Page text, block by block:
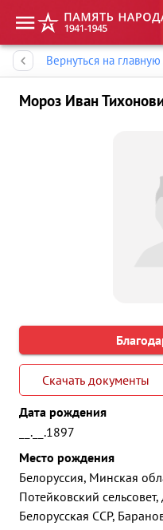
Вернуться на
Мороз Иван
Скачать документы
Дата рождения
__.__.1897
Место рождения
Белоруссия, Минская
Потейковский
Белорусская ССР,
Память народа